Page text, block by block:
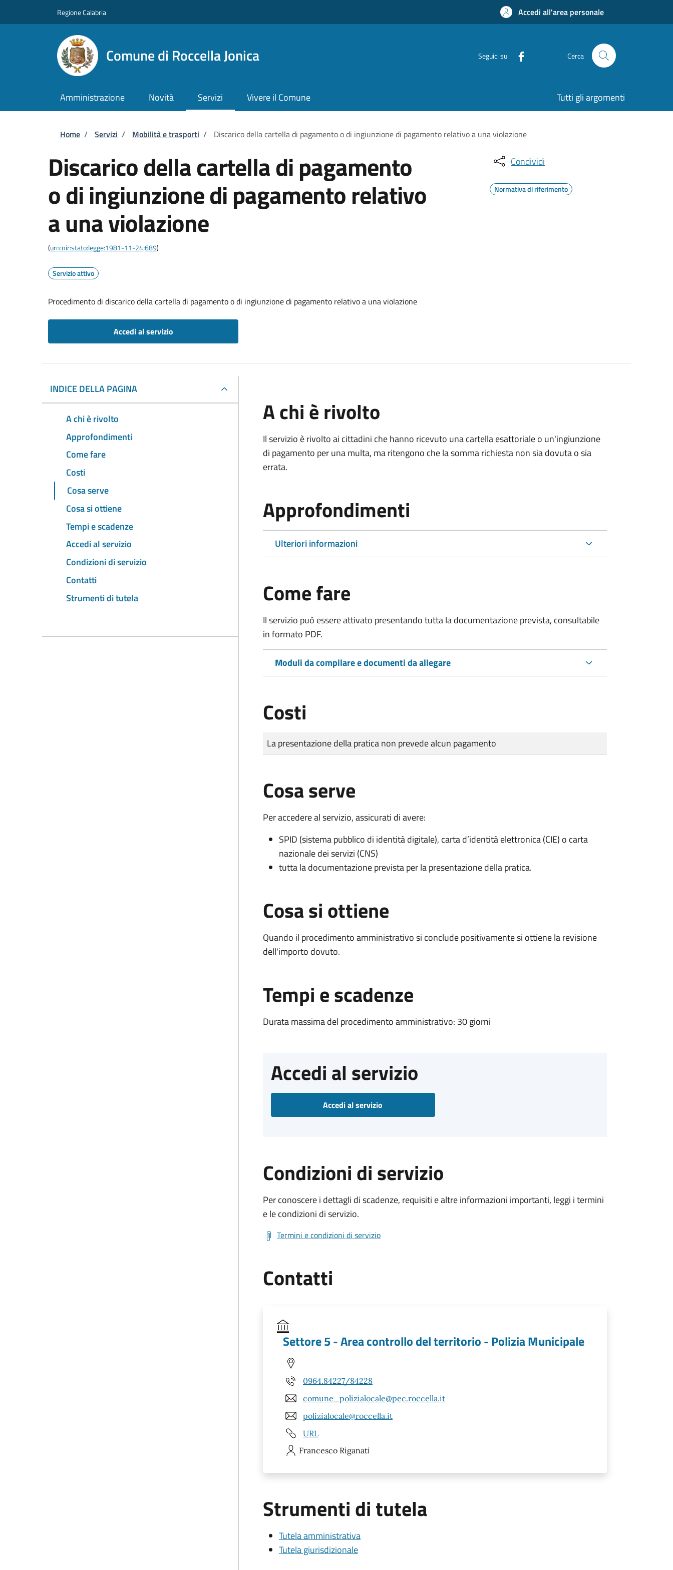
Regione Calabria Accedi all'area personale
Comune di Roccella Jonica Seguici su Cerca
Amministrazione Novità Servizi Vivere il Comune Tutti gli argomenti
Briciole di pane
Home / Servizi / Mobilità e trasporti / Discarico della cartella di pagamento o di ingiunzione di pagamento relativo a una violazione
Discarico della cartella di pagamento
o di ingiunzione di pagamento relativo
a una violazione
(urn:nir:stato:legge:1981-11-24;689)
Servizio attivo
Procedimento di discarico della cartella di pagamento o di ingiunzione di pagamento relativo a una violazione
Accedi al servizio
Condividi
Normativa di riferimento
INDICE DELLA PAGINA
A chi è rivolto
Approfondimenti
Come fare
Costi
Cosa serve
Cosa si ottiene
Tempi e scadenze
Accedi al servizio
Condizioni di servizio
Contatti
Strumenti di tutela
A chi è rivolto
Il servizio è rivolto ai cittadini che hanno ricevuto una cartella esattoriale o un'ingiunzione
di pagamento per una multa, ma ritengono che la somma richiesta non sia dovuta o sia
errata.
Approfondimenti
Ulteriori informazioni
Come fare
Il servizio può essere attivato presentando tutta la documentazione prevista, consultabile
in formato PDF.
Moduli da compilare e documenti da allegare
Costi
Tipo di pagamento
Importo
La presentazione della pratica non prevede alcun pagamento
Cosa serve
Per accedere al servizio, assicurati di avere:
SPID (sistema pubblico di identità digitale), carta d’identità elettronica (CIE) o carta
nazionale dei servizi (CNS)
tutta la documentazione prevista per la presentazione della pratica.
Cosa si ottiene
Quando il procedimento amministrativo si conclude positivamente si ottiene la revisione
dell'importo dovuto.
Tempi e scadenze
Durata massima del procedimento amministrativo: 30 giorni
Accedi al servizio
Accedi al servizio
Condizioni di servizio
Per conoscere i dettagli di scadenze, requisiti e altre informazioni importanti, leggi i termini
e le condizioni di servizio.
Termini e condizioni di servizio
Contatti
Settore 5 - Area controllo del territorio - Polizia Municipale
0964.84227/84228
comune_polizialocale@pec.roccella.it
polizialocale@roccella.it
URL
Francesco Riganati
Strumenti di tutela
Tutela amministrativa
Tutela giurisdizionale